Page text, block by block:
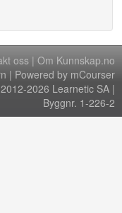
oss | Om Kunnskap.no
| Powered by mCourser
2026 Learnetic SA |
Byggnr. 1-226-2